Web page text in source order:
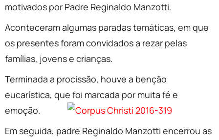
motivados por Padre Reginaldo Manzotti.
Aconteceram algumas paradas temáticas, em que
os presentes foram convidados a rezar pelas
famílias, jovens e crianças.
Terminada a procissão, houve a benção
eucarística, que foi marcada por muita fé e
emoção.
Em seguida, padre Reginaldo Manzotti encerrou as